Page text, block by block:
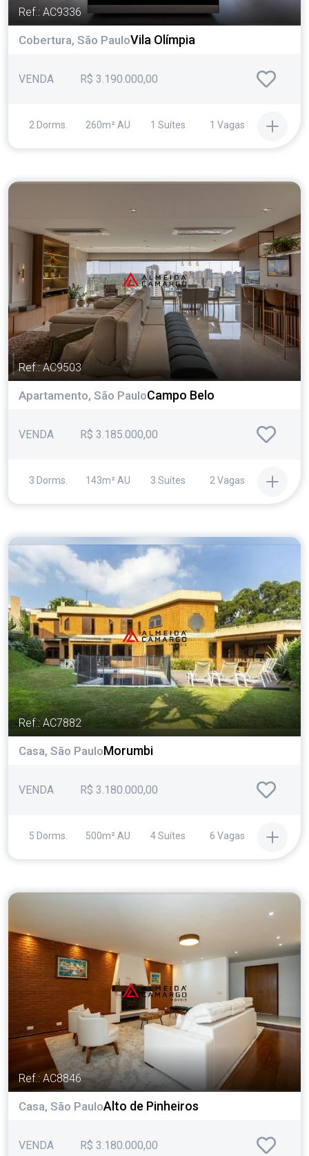
Ref.: AC9336
Cobertura, São PauloVila Olímpia
VENDA R$ 3.190.000,00
2 Dorms. 260m² AU 1 Suítes 1 Vagas
Ref.: AC9503
Apartamento, São PauloCampo Belo
VENDA R$ 3.185.000,00
3 Dorms. 143m² AU 3 Suítes 2 Vagas
Ref.: AC7882
Casa, São PauloMorumbi
VENDA R$ 3.180.000,00
5 Dorms. 500m² AU 4 Suítes 6 Vagas
Ref.: AC8846
Casa, São PauloAlto de Pinheiros
VENDA R$ 3.180.000,00